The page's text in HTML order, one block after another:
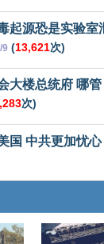
起源恐是实验室
9 (13,621次)
大楼总统府 哪管
次)
国 中共更加忧心